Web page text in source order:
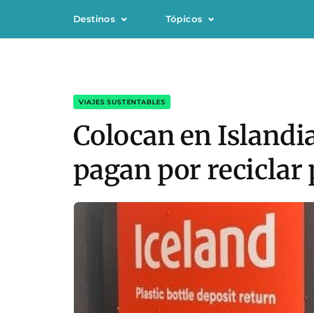
Destinos Tópicos
VIAJES SUSTENTABLES
Colocan en
pagan por reciclar